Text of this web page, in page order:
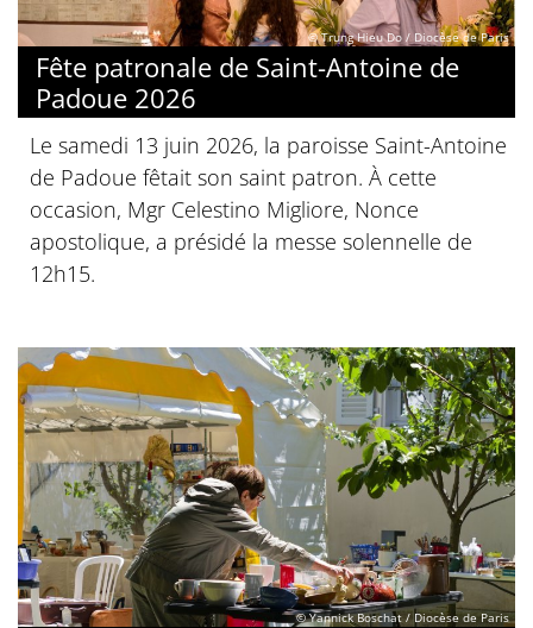
© Trung Hieu Do / Diocèse de Paris
Fête patronale de Saint-Antoine de
Padoue 2026
Le samedi 13 juin 2026, la paroisse Saint-Antoine
de Padoue fêtait son saint patron. À cette
occasion, Mgr Celestino Migliore, Nonce
apostolique, a présidé la messe solennelle de
12h15.
© Yannick Boschat / Diocèse de Paris